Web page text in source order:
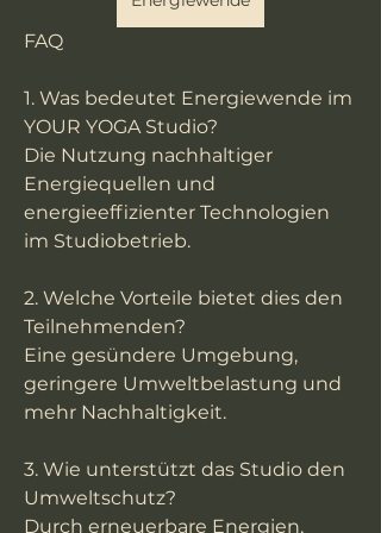
FAQ
1. Was bedeutet Energiewende im
YOUR YOGA Studio?
Die Nutzung nachhaltiger
Energiequellen und
energieeffizienter Technologien
im Studiobetrieb.
2. Welche Vorteile bietet dies den
Teilnehmenden?
Eine gesündere Umgebung,
geringere Umweltbelastung und
mehr Nachhaltigkeit.
3. Wie unterstützt das Studio den
Umweltschutz?
Durch erneuerbare Energien,